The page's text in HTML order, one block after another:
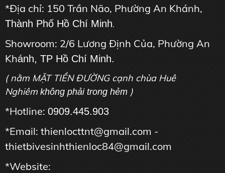
*Địa chỉ: 150 Trần Não, Phường An Khánh,
Thành Phố Hồ Chí Minh.
Showroom: 2/6 Lương Định Của, Phường An
Khánh, TP Hồ Chí Minh.
( nằm MẶT TIỀN ĐƯỜNG cạnh chùa Huê
Nghiêm không phải trong hẻm )
*Hotline: 0909.445.903
*Email: thienlocttnt@gmail.com -
thietbivesinhthienloc84@gmail.com
*Website: